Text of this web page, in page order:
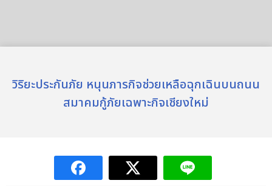
วิริยะประกันภัย หนุนภารกิจช่วยเหลือฉุกเฉินบนถนน
สมาคมกู้ภัยเฉพาะกิจเชียงใหม่